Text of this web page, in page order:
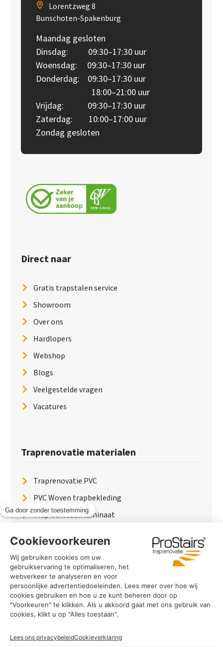
Lorentzweg 8
Bunschoten-Spakenburg
Maandag gesloten
Dinsdag: 09:30–17:30 uur
Woensdag: 09:30–17:30 uur
Donderdag: 09:30–17:30 uur
18:00–21:00 uur
Vrijdag: 09:30–17:30 uur
Zaterdag: 10:00–17:00 uur
Zondag gesloten
Direct naar
Gratis trapstalen service
Showroom
Over ons
Hardlopers
Webshop
Blogs
Veelgestelde vragen
Vacatures
Traprenovatie materialen
Traprenovatie PVC
PVC Woven trapbekleding
Trap bekleden laminaat
Traptreden beton
Traptreden leer
PaintWood
Trapverlichting
PVC Vloer
Marmerlook trap